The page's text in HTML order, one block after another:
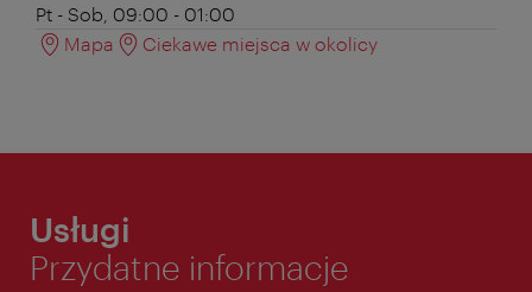
Pt - Sob, 09:00 - 01:00
Mapa
Ciekawe miejsca w okolicy
Usługi
Przydatne informacje